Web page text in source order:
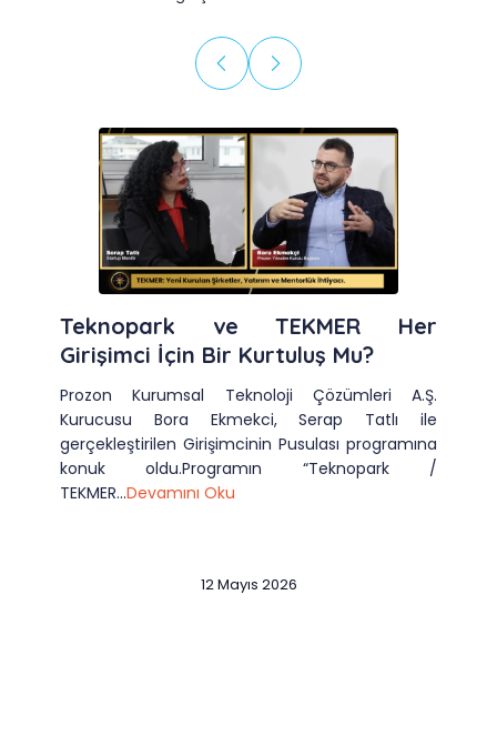
Teknopark ve TEKMER Her
Girişimci İçin Bir Kurtuluş Mu?
Prozon Kurumsal Teknoloji Çözümleri A.Ş.
Kurucusu Bora Ekmekci, Serap Tatlı ile
gerçekleştirilen Girişimcinin Pusulası programına
konuk oldu.Programın “Teknopark /
TEKMER...Devamını Oku
12 Mayıs 2026